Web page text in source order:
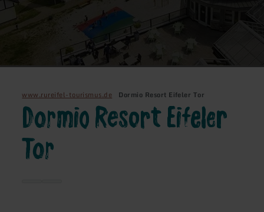
www.rureifel-tourismus.de Dormio Resort Eifeler Tor
Dormio Resort Eifeler
Tor